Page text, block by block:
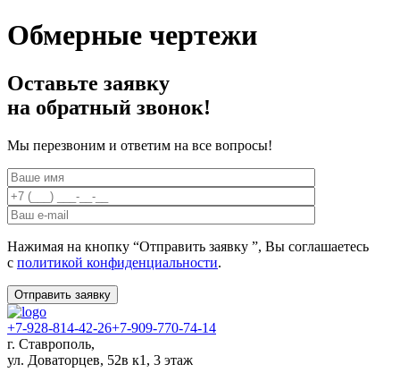
Обмерные чертежи
Оставьте заявку
на обратный звонок!
Мы перезвоним и ответим на все вопросы!
Нажимая на кнопку “Отправить заявку ”, Вы соглашаетесь
с политикой конфиденциальности.
+7-928-814-42-26+7-909-770-74-14
​г. Ставрополь,
ул. Доваторцев, 52в к1​, 3 этаж